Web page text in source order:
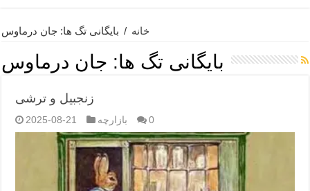
خانه / بایگانی تگ ها: جان درماوس
بایگانی تگ ها: جان درماوس
زنجبیل و ترشی
2025-08-21 بازارچه 0